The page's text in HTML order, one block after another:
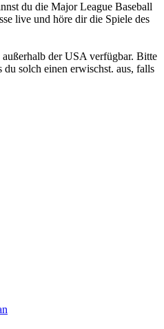
du die Major League Baseball
live und höre dir die Spiele des
der USA verfügbar. Bitte
du solch einen erwischst. aus, falls